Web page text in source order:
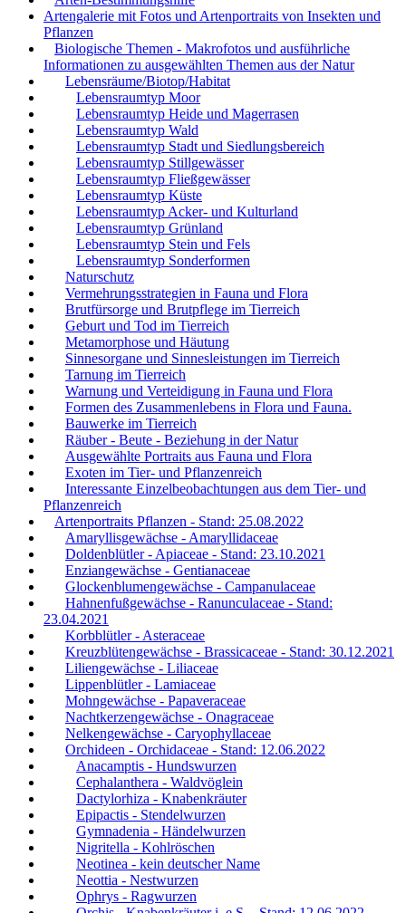
Artengalerie mit Fotos und Artenportraits von Insekten und
Pflanzen
Biologische Themen - Makrofotos und ausführliche
Informationen zu ausgewählten Themen aus der Natur
Lebensräume/Biotop/Habitat
Lebensraumtyp Moor
Lebensraumtyp Heide und Magerrasen
Lebensraumtyp Wald
Lebensraumtyp Stadt und Siedlungsbereich
Lebensraumtyp Stillgewässer
Lebensraumtyp Fließgewässer
Lebensraumtyp Küste
Lebensraumtyp Acker- und Kulturland
Lebensraumtyp Grünland
Lebensraumtyp Stein und Fels
Lebensraumtyp Sonderformen
Naturschutz
Vermehrungsstrategien in Fauna und Flora
Brutfürsorge und Brutpflege im Tierreich
Geburt und Tod im Tierreich
Metamorphose und Häutung
Sinnesorgane und Sinnesleistungen im Tierreich
Tarnung im Tierreich
Warnung und Verteidigung in Fauna und Flora
Formen des Zusammenlebens in Flora und Fauna.
Bauwerke im Tierreich
Räuber - Beute - Beziehung in der Natur
Ausgewählte Portraits aus Fauna und Flora
Exoten im Tier- und Pflanzenreich
Interessante Einzelbeobachtungen aus dem Tier- und
Pflanzenreich
Artenportraits Pflanzen - Stand: 25.08.2022
Amaryllisgewächse - Amaryllidaceae
Doldenblütler - Apiaceae - Stand: 23.10.2021
Enziangewächse - Gentianaceae
Glockenblumengewächse - Campanulaceae
Hahnenfußgewächse - Ranunculaceae - Stand:
23.04.2021
Korbblütler - Asteraceae
Kreuzblütengewächse - Brassicaceae - Stand: 30.12.2021
Liliengewächse - Liliaceae
Lippenblütler - Lamiaceae
Mohngewächse - Papaveraceae
Nachtkerzengewächse - Onagraceae
Nelkengewächse - Caryophyllaceae
Orchideen - Orchidaceae - Stand: 12.06.2022
Anacamptis - Hundswurzen
Cephalanthera - Waldvöglein
Dactylorhiza - Knabenkräuter
Epipactis - Stendelwurzen
Gymnadenia - Händelwurzen
Nigritella - Kohlröschen
Neotinea - kein deutscher Name
Neottia - Nestwurzen
Ophrys - Ragwurzen